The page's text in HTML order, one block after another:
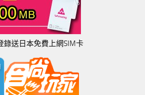
錄送日本免費上網SIM卡